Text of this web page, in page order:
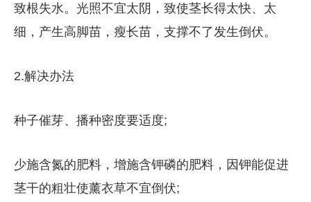
致根失水。光照不宜太阴，致使茎长得太快、太
细，产生高脚苗，瘦长苗，支撑不了发生倒伏。
2.解决办法
种子催芽、播种密度要适度;
少施含氮的肥料，增施含钾磷的肥料，因钾能促进
茎干的粗壮使薰衣草不宜倒伏;